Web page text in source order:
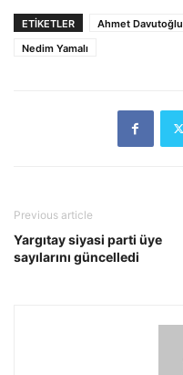
ETİKETLER Ahmet Davutoğlu
Nedim Yamalı
Previous article
Yargıtay siyasi parti üye
sayılarını güncelledi